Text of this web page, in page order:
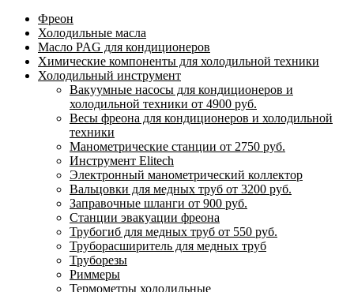
Фреон
Холодильные масла
Масло PAG для кондиционеров
Химические компоненты для холодильной техники
Холодильный инструмент
Вакуумные насосы для кондиционеров и
холодильной техники от 4900 руб.
Весы фреона для кондиционеров и холодильной
техники
Манометрические станции от 2750 руб.
Инструмент Elitech
Электронный манометрический коллектор
Вальцовки для медных труб от 3200 руб.
Заправочные шланги от 900 руб.
Станции эвакуации фреона
Трубогиб для медных труб от 550 руб.
Труборасширитель для медных труб
Труборезы
Риммеры
Термометры холодильные